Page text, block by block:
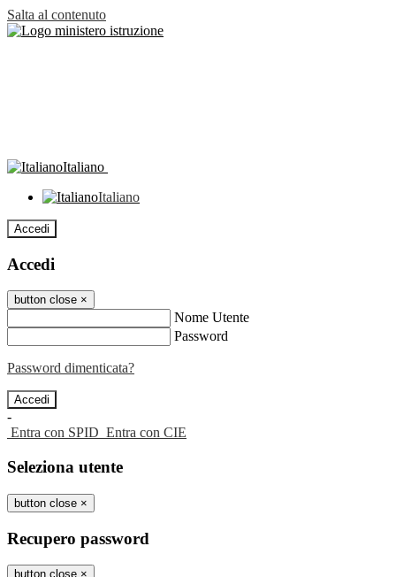
Salta al contenuto
Italiano
Italiano
Accedi
Accedi
button close ×
Nome Utente
Password
Password dimenticata?
-
Entra con SPID Entra con CIE
Seleziona utente
button close ×
Recupero password
button close ×